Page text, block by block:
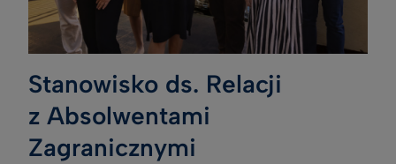
Stanowisko ds. Relacji
z Absolwentami
Zagranicznymi